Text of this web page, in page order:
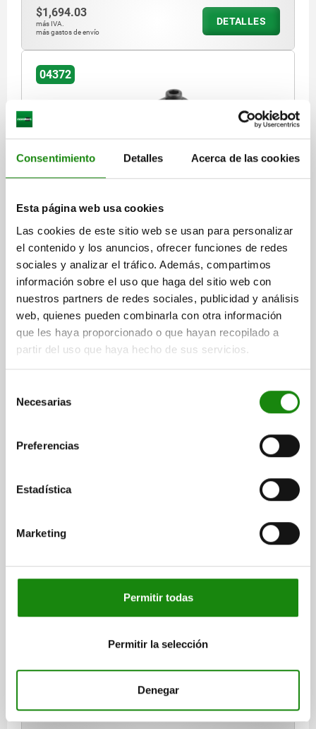
Consentimiento Detalles Acerca de las cookies
Esta página web usa cookies
Las cookies de este sitio web se usan para personalizar
el contenido y los anuncios, ofrecer funciones de redes
sociales y analizar el tráfico. Además, compartimos
información sobre el uso que haga del sitio web con
nuestros partners de redes sociales, publicidad y análisis
web, quienes pueden combinarla con otra información
que les haya proporcionado o que hayan recopilado a
partir del uso que haya hecho de sus servicios.
Necesarias
Preferencias
Estadística
Marketing
Permitir todas
Permitir la selección
Denegar
$1,694.03
más IVA.
más gastos de envío
DETALLES
04372
FORMA:B, M12X80, R=40, D=25, ACERO
FORMA=B DIÁMETRO=25 D1=32 ALTURA=92 H1=66 H2=39
H3=11 H4=12 H5 MÁX. RANGO DE SUJECIÓN=15 B=18 R=40
TORNILLO DE CABEZA CILÍNDRICA DIN 912=M12X80
PAR DE APRIETE MÁX. NM=60
F MÁX. KN =18
Referencia:04372-212040
$1,680.78
GANCHO DE SUJECIÓN CON ESPIGA PULIDA,
TEMPLE+REVENI. BRUÑIDO
DIÁMETRO=25 D1=32 ALTURA=92
PAR DE APRIETE MÁX. NM=50 F MÁX. KN =14
más IVA.